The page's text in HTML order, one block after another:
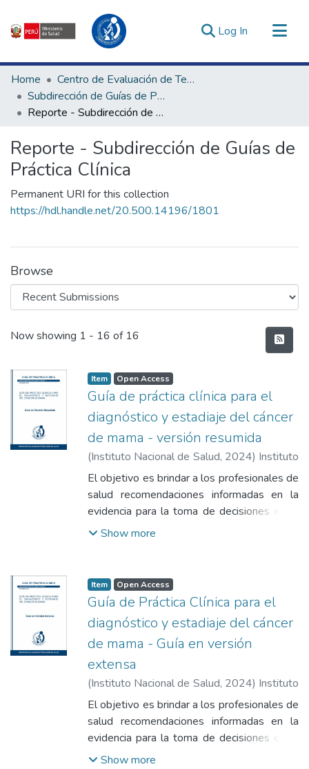
Log In (current)
Communities & Collections
All of DSpace
Statistics
Enlaces de interés ▾
Home
Centro de Evaluación de Tecnologías en Salud
Subdirección de Guías de Práctica Clínica
Reporte - Subdirección de Guías de Práctica Clínica
Reporte - Subdirección de Guías de
Práctica Clínica
Permanent URI for this collection
https://hdl.handle.net/20.500.14196/1801
Browse
Recent Submissions
Now showing 1 - 16 of 16
Item Open Access
Guía de práctica clínica para el
diagnóstico y estadiaje del cáncer
de mama - versión resumida
(Instituto Nacional de Salud, 2024) Instituto
Nacional de Salud
El objetivo es brindar a los profesionales de
salud recomendaciones informadas en la
evidencia para la toma de decisiones en el
diagnóstico y estadiaje del cáncer de mama
Show more
Item Open Access
Guía de Práctica Clínica para el
diagnóstico y estadiaje del cáncer
de mama - Guía en versión
extensa
(Instituto Nacional de Salud, 2024) Instituto
Nacional de Salud
El objetivo es brindar a los profesionales de
salud recomendaciones informadas en la
evidencia para la toma de decisiones en el
diagnóstico y estadiaje del cáncer de mama
Show more